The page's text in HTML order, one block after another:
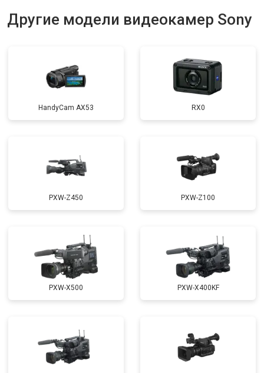
Другие модели видеокамер Sony
HandyCam AX53 RX0
PXW-Z450 PXW-Z100
PXW-X500 PXW-X400KF